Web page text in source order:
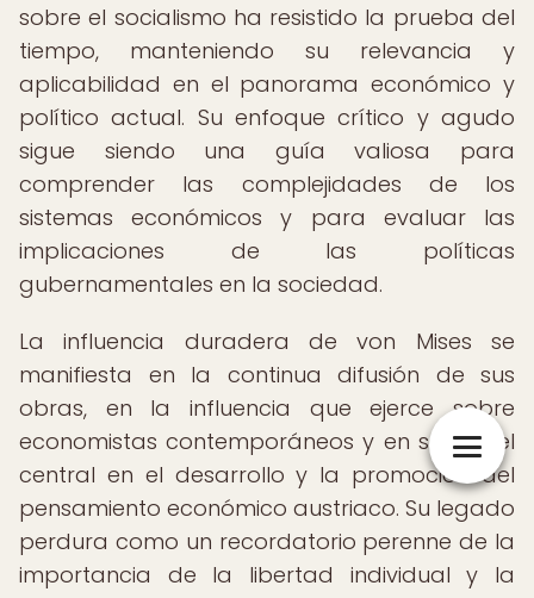
sobre el socialismo ha resistido la prueba del
tiempo, manteniendo su relevancia y
aplicabilidad en el panorama económico y
político actual. Su enfoque crítico y agudo
sigue siendo una guía valiosa para
comprender las complejidades de los
sistemas económicos y para evaluar las
implicaciones de las políticas
gubernamentales en la sociedad.
La influencia duradera de von Mises se
manifiesta en la continua difusión de sus
obras, en la influencia que ejerce sobre
economistas contemporáneos y en su papel
central en el desarrollo y la promoción del
pensamiento económico austriaco. Su legado
perdura como un recordatorio perenne de la
importancia de la libertad individual y la